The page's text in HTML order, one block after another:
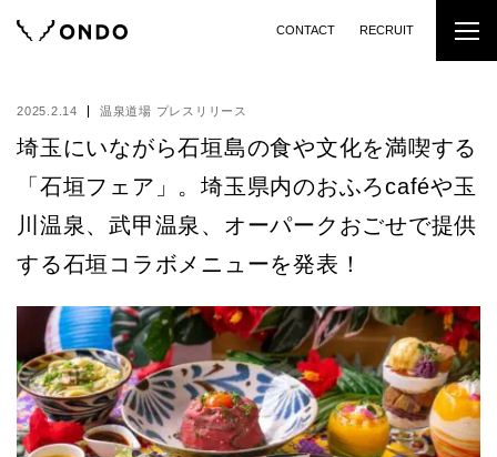
CONTACT RECRUIT
2025.2.14 温泉道場 プレスリリース
埼玉にいながら石垣島の食や文化を満喫する
「石垣フェア」。埼玉県内のおふろcaféや玉
川温泉、武甲温泉、オーパークおごせで提供
する石垣コラボメニューを発表！